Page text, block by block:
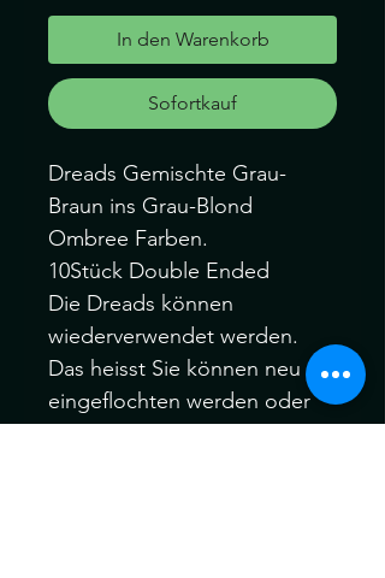
In den Warenkorb
Sofortkauf
Dreads Gemischte Grau-
Braun ins Grau-Blond
Ombree Farben.
10Stück Double Ended
Die Dreads können
wiederverwendet werden.
Das heisst Sie können neu
eingeflochten werden oder